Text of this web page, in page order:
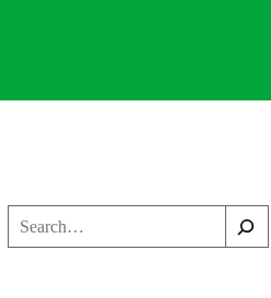
検
索